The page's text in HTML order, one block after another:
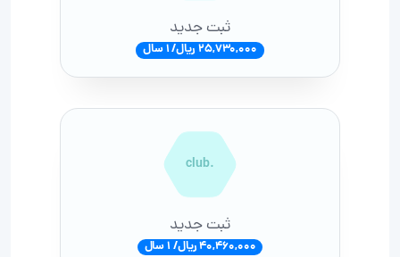
ثبت جدید
25,730,000 ریال/ 1 سال
.club
ثبت جدید
40,460,000 ریال/ 1 سال